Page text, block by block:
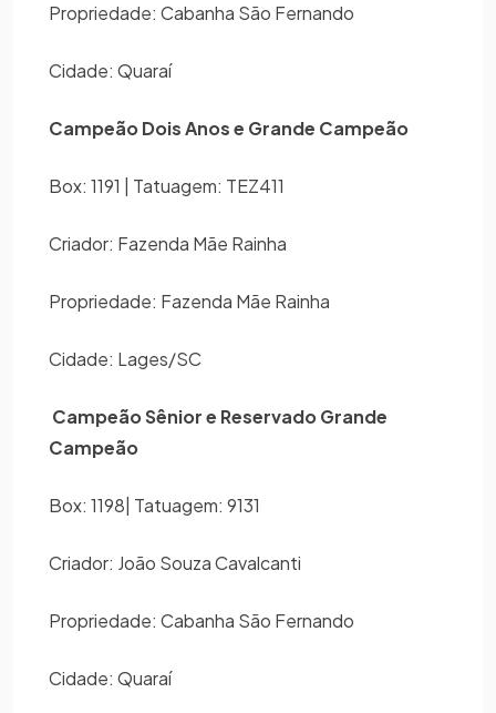
Propriedade: Cabanha São Fernando
Cidade: Quaraí
Campeão Dois Anos e Grande Campeão
Box: 1191 | Tatuagem: TEZ411
Criador: Fazenda Mãe Rainha
Propriedade: Fazenda Mãe Rainha
Cidade: Lages/SC
Campeão Sênior e Reservado Grande
Campeão
Box: 1198| Tatuagem: 9131
Criador: João Souza Cavalcanti
Propriedade: Cabanha São Fernando
Cidade: Quaraí